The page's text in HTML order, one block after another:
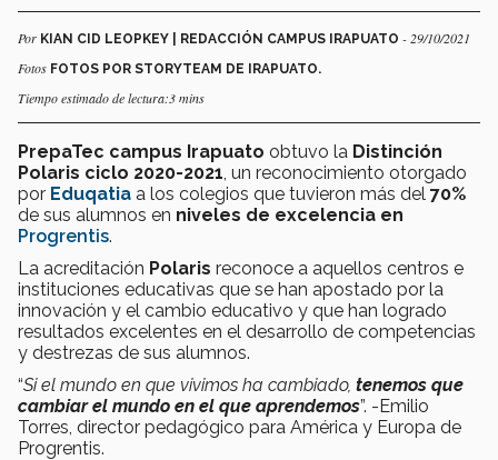
Por KIAN CID LEOPKEY | REDACCIÓN CAMPUS IRAPUATO - 29/10/2021
Fotos FOTOS POR STORYTEAM DE IRAPUATO.
Tiempo estimado de lectura:3 mins
PrepaTec campus Irapuato obtuvo la Distinción
Polaris ciclo 2020-2021 , un reconocimiento otorgado
por Eduqatia a los colegios que tuvieron más del 70%
de sus alumnos en niveles de excelencia en
Progrentis.
La acreditación Polaris reconoce a aquellos centros e
instituciones educativas que se han apostado por la
innovación y el cambio educativo y que han logrado
resultados excelentes en el desarrollo de competencias
y destrezas de sus alumnos.
“Si el mundo en que vivimos ha cambiado, tenemos que
cambiar el mundo en el que aprendemos”. -Emilio
Torres, director pedagógico para América y Europa de
Progrentis.